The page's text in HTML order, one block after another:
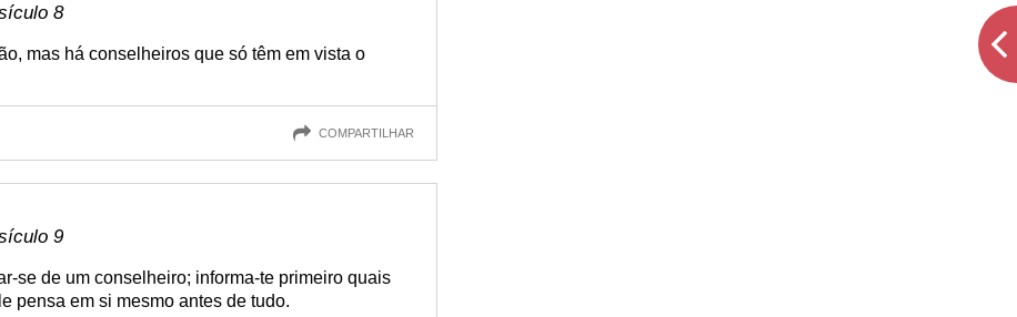
8
mas há conselheiros que só têm em vista o
COMPARTILHAR
9
se de um conselheiro; informa-te primeiro quais
pensa em si mesmo antes de tudo.